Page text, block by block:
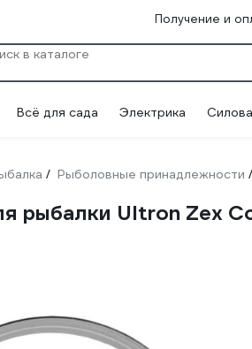
Получение и
Всё для сада Электрика
/ Рыболовные принадлежности /
рыбалки Ultron Zex